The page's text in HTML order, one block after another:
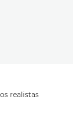
realistas